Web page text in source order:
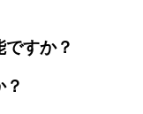
すか？